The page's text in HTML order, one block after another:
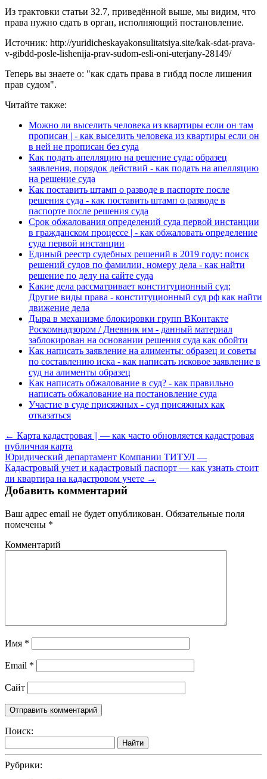
Из трактовки статьи 32.7, приведённой выше, мы видим, что
права нужно сдать в орган, исполняющий постановление.
Источник: http://yuridicheskayakonsulitatsiya.site/kak-sdat-prava-
v-gibdd-posle-lishenija-prav-sudom-esli-oni-uterjany-28149/
Теперь вы знаете о: "как сдать права в гибдд после лишения
прав судом".
Читайте также:
Можно ли выселить человека из квартиры если он там
прописан | - как выселить человека из квартиры если он
в ней не прописан без суда
Как подать апелляцию на решение суда: образец
заявления, порядок действий - как подать на апелляцию
на решение суда
Как поставить штамп о разводе в паспорте после
решения суда - как поставить штамп о разводе в
паспорте после решения суда
Срок обжалования определений суда первой инстанции
в гражданском процессе | - как обжаловать определение
суда первой инстанции
Единый реестр судебных решений в 2019 году: поиск
решений судов по фамилии, номеру дела - как найти
решение по делу на сайте суда
Какие дела рассматривает конституционный суд;
Другие виды права - конституционный суд рф как найти
движение дела
Дыра в механизме блокировки групп ВКонтакте
Роскомнадзором / Дневник им - данный материал
заблокирован на основании решения суда как обойти
Как написать заявление на алименты: образец и советы
по составлению иска - как написать исковое заявление в
суд на алименты образец
Как написать обжалование в суд? - как правильно
написать обжалование на постановление суда
Участие в суде присяжных - суд присяжных как
отказаться
← Карта кадастровая || — как часто обновляется кадастровая
публичная карта
Юридический департамент Компании ТИТУЛ —
Кадастровый учет и кадастровый паспорт — как узнать стоит
ли квартира на кадастровом учете →
Добавить комментарий
Ваш адрес email не будет опубликован. Обязательные поля
помечены *
Комментарий
Имя *
Email *
Сайт
Поиск:
Найти
Рубрики: